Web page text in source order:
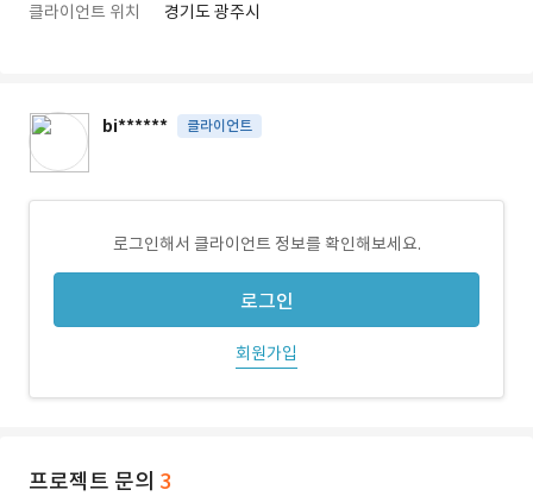
클라이언트 위치 경기도 광주시
bi****** 클라이언트
로그인해서 클라이언트 정보를 확인해보세요.
로그인
회원가입
프로젝트 문의 3